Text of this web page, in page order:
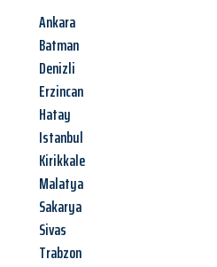
Ankara
Batman
Denizli
Erzincan
Hatay
Istanbul
Kirikkale
Malatya
Sakarya
Sivas
Trabzon